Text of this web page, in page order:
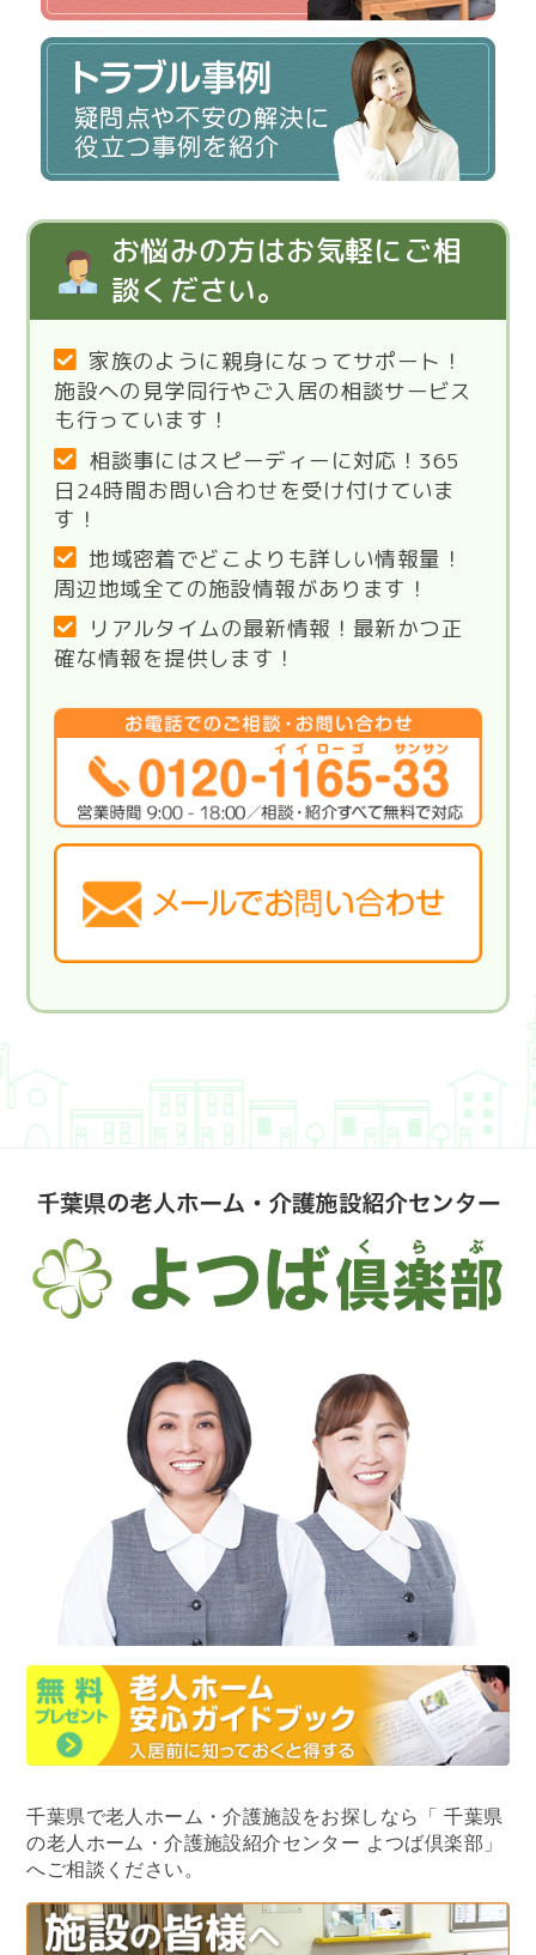
お悩みの方はお気軽にご相
談ください。
家族のように親身になってサポート！
施設への見学同行やご入居の相談サービス
も行っています！
相談事にはスピーディーに対応！365
日24時間お問い合わせを受け付けていま
す！
地域密着でどこよりも詳しい情報量！
周辺地域全ての施設情報があります！
リアルタイムの最新情報！最新かつ正
確な情報を提供します！
千葉県で老人ホーム・介護施設をお探しなら
「 千葉県
の老人ホーム・介護施設紹介センター よつば倶楽部」
へご相談ください。